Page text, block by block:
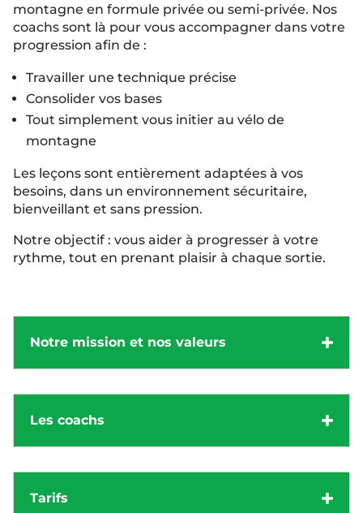
montagne en formule privée ou semi-privée. Nos
coachs sont là pour vous accompagner dans votre
progression afin de :
Travailler une technique précise
Consolider vos bases
Tout simplement vous initier au vélo de
montagne
Les leçons sont entièrement adaptées à vos
besoins, dans un environnement sécuritaire,
bienveillant et sans pression.
Notre objectif : vous aider à progresser à votre
rythme, tout en prenant plaisir à chaque sortie.
Notre mission et nos valeurs
Les coachs
Tarifs